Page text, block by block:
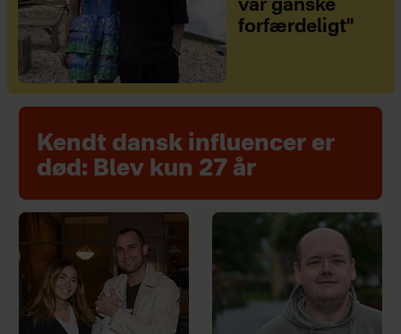
var ganske
forfærdeligt"
Kendt dansk influencer er
død: Blev kun 27 år